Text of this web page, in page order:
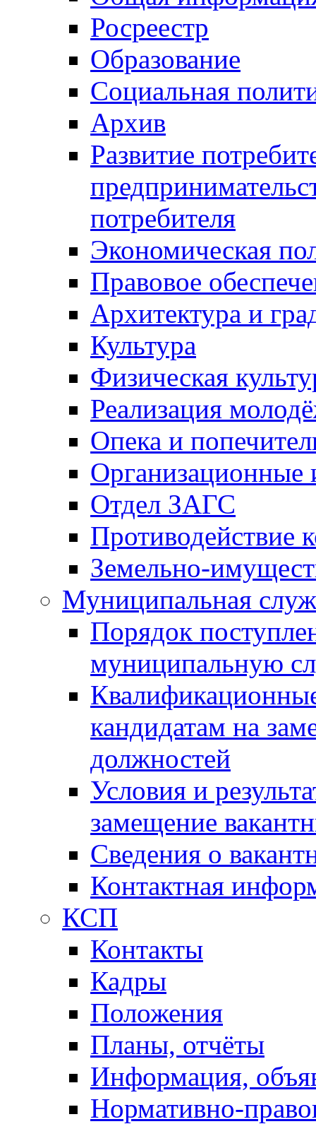
Росреестр
Образование
Социальная
Архив
Развитие
потребителя
Экономическая
Правовое
Архитектура и
Культура
Физическая
Реализация
Опека и
Отдел ЗАГС
Противодействие
Земельно-
Муниципальная
Порядок
муниципальную
кандидатам на
должностей
Условия и
замещение
Сведения о
Контактная
КСП
Контакты
Кадры
Положения
Планы, отчёты
Информация,
Нормативно-